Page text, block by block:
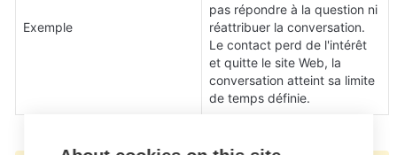
Exemple
pas répondre à la question ni
réattribuer la conversation.
Le contact perd de l'intérêt
et quitte le site Web, la
conversation atteint sa limite
de temps définie.